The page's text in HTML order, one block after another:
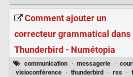
Comment ajouter un
correcteur grammatical dans
Thunderbird - Numétopia
communication · messagerie ·
visioconférence
· thunderbird · rss ·